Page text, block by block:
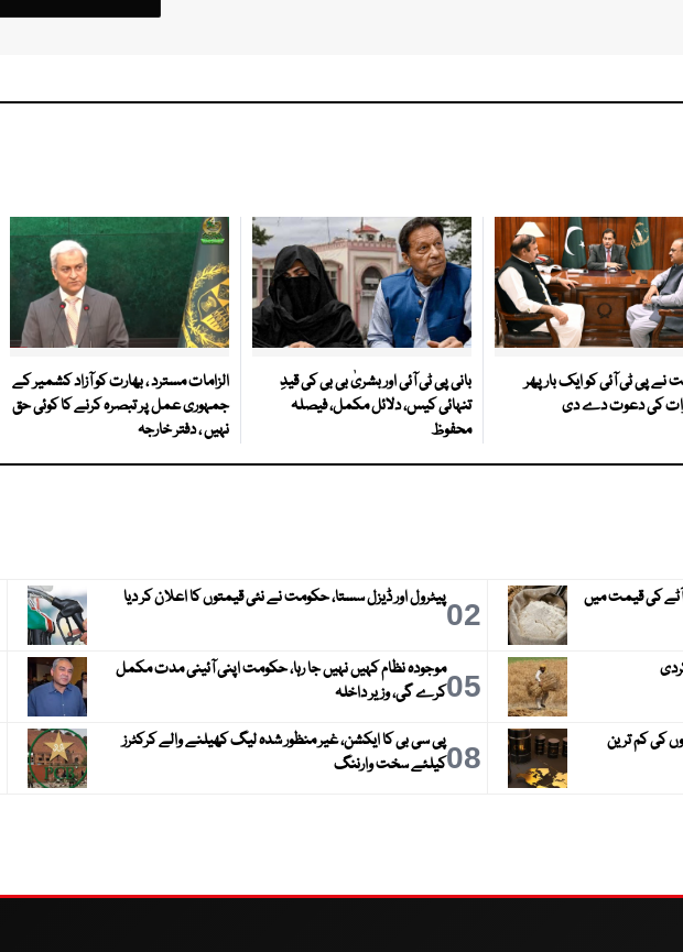
نے پی ٹی آئی کو ایک بارپھر
کی دعوت دے دی
بانی پی ٹی آئی اور بشریٰ بی بی کی قیدِ
تنہائی کیس، دلائل مکمل، فیصلہ
محفوظ
الزامات مسترد ، بھارت کو آزاد کشمیر کے
جمہوری عمل پر تبصرہ کرنے کا کوئی حق
نہیں ، دفتر خارجہ
آٹے کی قیمت میں
02پیٹرول اور ڈیزل سستا، حکومت نے نئی قیمتوں کا اعلان کر دیا
05موجودہ نظام کہیں نہیں جا رہا، حکومت اپنی آئینی مدت مکمل
کرے گی، وزیر داخلہ
کی کم ترین
08پی سی بی کا ایکشن، غیر منظور شدہ لیگ کھیلنے والے کرکٹرز
کیلئے سخت وارننگ